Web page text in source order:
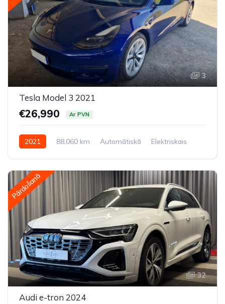
3
Tesla Model 3 2021
€26,990 Ar PVN
2021 88,060 km Automātiskā
Elektriskais
Pārdošanā
32
Audi e-tron 2024